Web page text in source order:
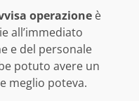
operazione è
all’immediato
e del personale
potuto avere un
meglio poteva.